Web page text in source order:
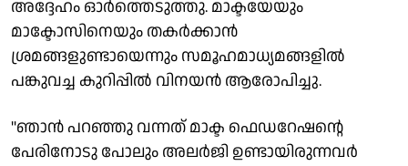
അദ്ദേഹം ഓർത്തെടുത്തു. മാക്ടയേയും
മാക്ടോസിനെയും തകർക്കാൻ
ശ്രമങ്ങളുണ്ടായെന്നും സമൂഹമാധ്യമങ്ങളിൽ
പങ്കുവച്ച കുറിപ്പിൽ വിനയൻ ആരോപിച്ചു.
"ഞാൻ പറഞ്ഞു വന്നത് മാക്ട ഫെഡറേഷന്റെ
പേരിനോടു പോലും അലർജി ഉണ്ടായിരുന്നവർ